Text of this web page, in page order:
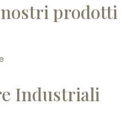
prodotti
Industriali